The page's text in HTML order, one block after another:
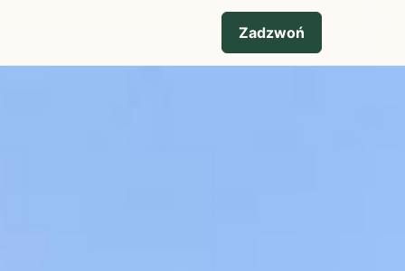
Zadzwoń